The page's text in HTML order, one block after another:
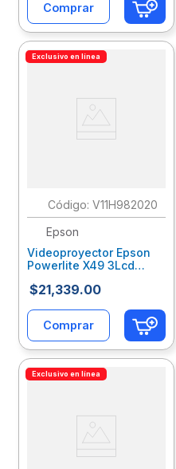
Comprar
Exclusivo en línea
: V11H982020
Epson
Videoproyector Epson
Powerlite X49 3Lcd
Resolución 1024X768
$21,339.00
Comprar
Exclusivo en línea